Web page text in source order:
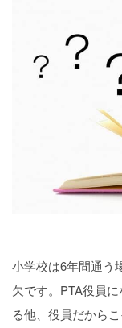
小学校は6年間通う
欠です。PTA役員
る他、役員だから